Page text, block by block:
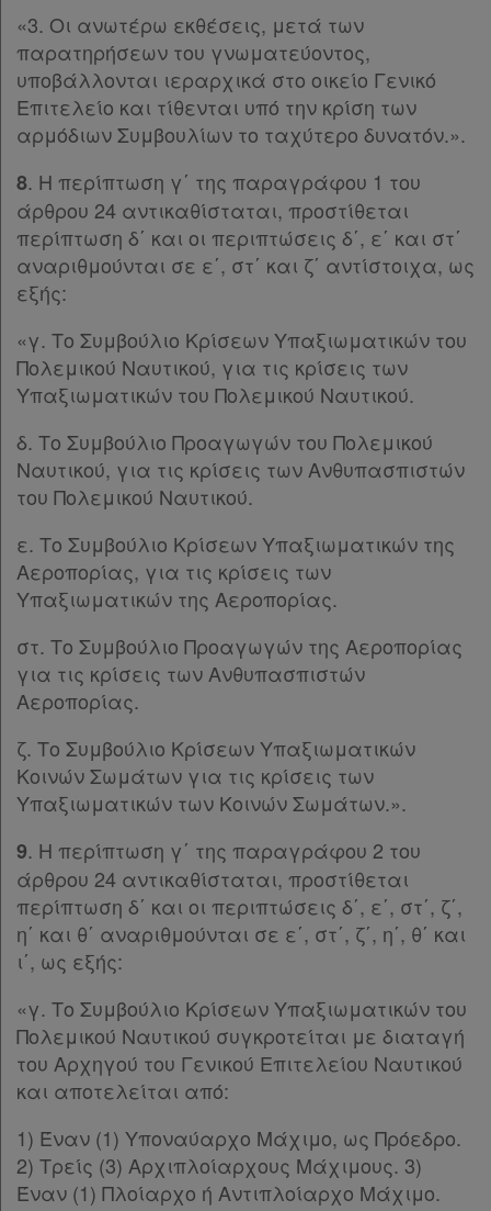
Ψάχνω
και
δε
βρίσκω
Παρ.3
Παρ.4
Παρ.5
Άρθρο 62
Άρθρο 63
Παρ.1
Παρ.2
Παρ.3
Παρ.4
Παρ.6
Παρ.7
Παρ.8
Άρθρο 65
Άρθρο 66
[-]
Παρ.1
Παρ.3
Παρ.4
Παρ.5
Παρ.6
Παρ.7
Παρ.8
Παρ.9
Παρ.10
Παρ.11
Παρ.12
Άρθρο 67
Άρθρο 68 [-]
Παρ.1
Παρ.2
Παρ.3
«3. Οι ανωτέρω εκθέσεις, μετά των
παρατηρήσεων του γνωματεύοντος,
υποβάλλονται ιεραρχικά στο οικείο Γενικό
Επιτελείο και τίθενται υπό την κρίση των
αρμόδιων Συμβουλίων το ταχύτερο δυνατόν.».
8. Η περίπτωση γ΄ της παραγράφου 1 του
άρθρου 24 αντικαθίσταται, προστίθεται
περίπτωση δ΄ και οι περιπτώσεις δ΄, ε΄ και στ΄
αναριθμούνται σε ε΄, στ΄ και ζ΄ αντίστοιχα, ως
εξής:
«γ. Το Συμβούλιο Κρίσεων Υπαξιωματικών του
Πολεμικού Ναυτικού, για τις κρίσεις των
Υπαξιωματικών του Πολεμικού Ναυτικού.
δ. Το Συμβούλιο Προαγωγών του Πολεμικού
Ναυτικού, για τις κρίσεις των Ανθυπασπιστών
του Πολεμικού Ναυτικού.
ε. Το Συμβούλιο Κρίσεων Υπαξιωματικών της
Αεροπορίας, για τις κρίσεις των
Υπαξιωματικών της Αεροπορίας.
στ. Το Συμβούλιο Προαγωγών της Αεροπορίας
για τις κρίσεις των Ανθυπασπιστών
Αεροπορίας.
ζ. Το Συμβούλιο Κρίσεων Υπαξιωματικών
Κοινών Σωμάτων για τις κρίσεις των
Υπαξιωματικών των Κοινών Σωμάτων.».
9. Η περίπτωση γ΄ της παραγράφου 2 του
άρθρου 24 αντικαθίσταται, προστίθεται
περίπτωση δ΄ και οι περιπτώσεις δ΄, ε΄, στ΄, ζ΄,
η΄ και θ΄ αναριθμούνται σε ε΄, στ΄, ζ΄, η΄, θ΄ και
ι΄, ως εξής:
«γ. Το Συμβούλιο Κρίσεων Υπαξιωματικών του
Πολεμικού Ναυτικού συγκροτείται με διαταγή
του Αρχηγού του Γενικού Επιτελείου Ναυτικού
και αποτελείται από:
1) Έναν (1) Υποναύαρχο Μάχιμο, ως Πρόεδρο.
2) Τρείς (3) Αρχιπλοίαρχους Μάχιμους. 3)
Έναν (1) Πλοίαρχο ή Αντιπλοίαρχο Μάχιμο.